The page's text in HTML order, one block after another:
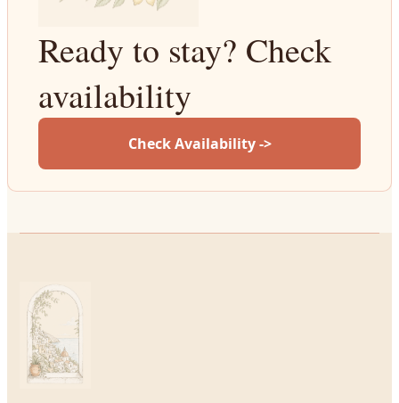
Ready to stay? Check
availability
Check Availability ->